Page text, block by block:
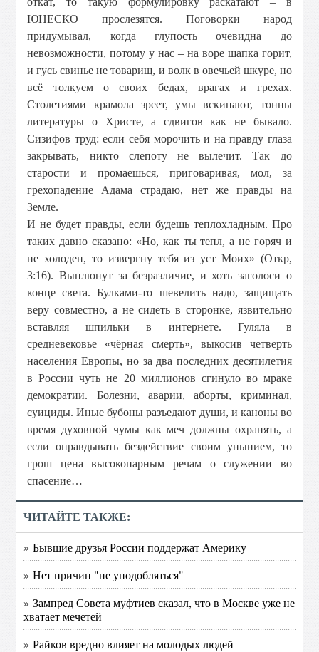
ЮНЕСКО прослезятся. Поговорки народ
придумывал, когда глупость очевидна до
невозможности, потому у нас – на воре шапка горит,
и гусь свинье не товарищ, и волк в овечьей шкуре, но
всё толкуем о своих бедах, врагах и грехах.
Столетиями крамола зреет, умы вскипают, тонны
литературы о Христе, а сдвигов как не бывало.
Сизифов труд: если себя морочить и на правду глаза
закрывать, никто слепоту не вылечит. Так до
старости и промаешься, приговаривая, мол, за
грехопадение Адама страдаю, нет же правды на
Земле.
И не будет правды, если будешь теплохладным. Про
таких давно сказано: «Но, как ты тепл, а не горяч и
не холоден, то извергну тебя из уст Моих» (Откр,
3:16). Выплюнут за безразличие, и хоть заголоси о
конце света. Булками-то шевелить надо, защищать
веру совместно, а не сидеть в сторонке, язвительно
вставляя шпильки в интернете. Гуляла в
средневековье «чёрная смерть», выкосив четверть
населения Европы, но за два последних десятилетия
в России чуть не 20 миллионов сгинуло во мраке
демократии. Болезни, аварии, аборты, криминал,
суициды. Иные бубоны разъедают души, и каноны во
время духовной чумы как меч должны охранять, а
если оправдывать бездействие своим унынием, то
грош цена высокопарным речам о служении во
спасение…
ЧИТАЙТЕ ТАКЖЕ:
» Бывшие друзья России поддержат Америку
» Нет причин "не уподобляться"
» Зампред Совета муфтиев сказал, что в Москве уже не
хватает мечетей
» Райков вредно влияет на молодых людей